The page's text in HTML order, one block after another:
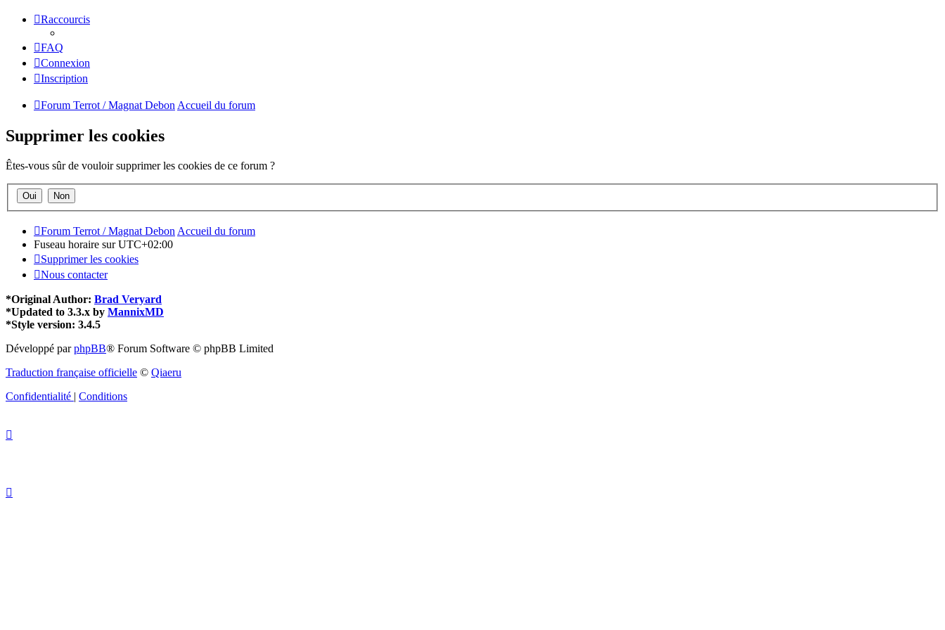
Raccourcis
FAQ
Connexion
Inscription
Forum Terrot / Magnat Debon Accueil du forum
Supprimer les cookies
Êtes-vous sûr de vouloir supprimer les cookies de ce forum ?
Forum Terrot / Magnat DebonAccueil du forum
Fuseau horaire surUTC+02:00
Supprimer les cookies
Nous contacter
*Original Author: Brad Veryard
*Updated to 3.3.x by MannixMD
*Style version: 3.4.5
Développé parphpBB® Forum Software © phpBB Limited
Traduction française officielle © Qiaeru
Confidentialité | Conditions